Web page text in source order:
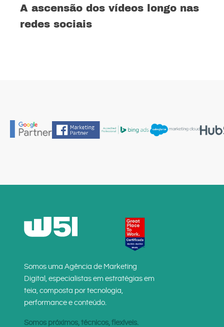
A ascensão dos vídeos longo nas
redes sociais
Somos uma Agência de Marketing
Digital, especialistas em estratégias em
teia, composta por tecnologia,
performance e conteúdo.
Somos próximos, técnicos, flexíveis.